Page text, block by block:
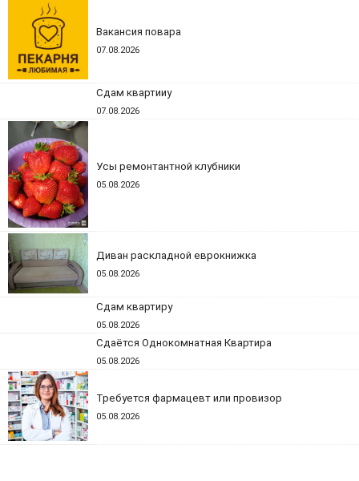
Вакансия повара
07.08.2026
Сдам квартииу
07.08.2026
Усы ремонтантной клубники
05.08.2026
Диван раскладной еврокнижка
05.08.2026
Сдам квартиру
05.08.2026
Сдаётся Однокомнатная Квартира
05.08.2026
Требуется фармацевт или провизор
05.08.2026